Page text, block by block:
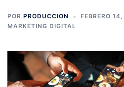
POR PRODUCCION
FEBRERO
MARKETING DIGITAL